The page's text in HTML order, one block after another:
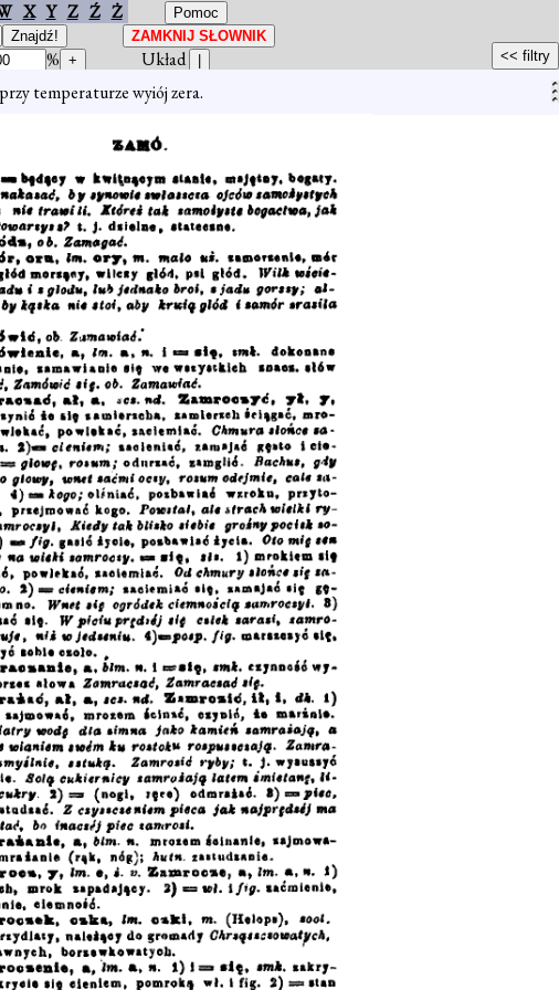
X Y Z Ź Ż
%
Układ
temperaturze wyiój zera.